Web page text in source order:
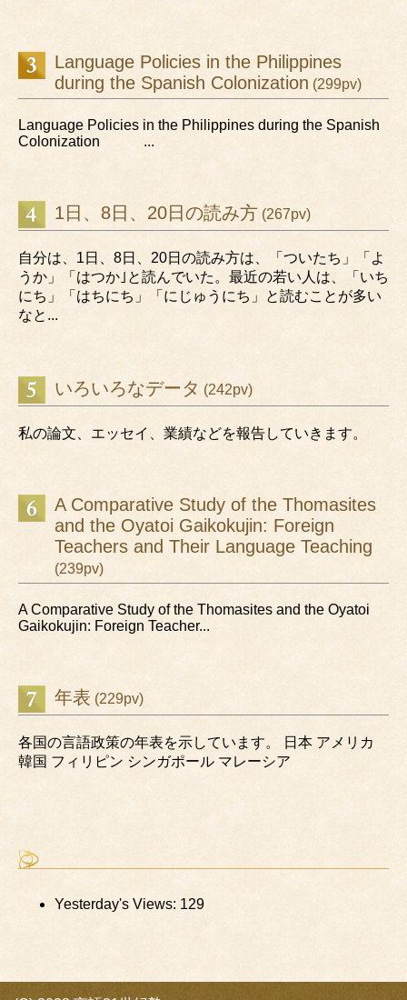
Language Policies in the Philippines
during the Spanish Colonization (299pv)
Language Policies in the Philippines during the Spanish
Colonization ...
1日、8日、20日の読み方 (267pv)
自分は、1日、8日、20日の読み方は、「ついたち」「よ
うか」「はつか｣と読んでいた。最近の若い人は、「いち
にち」「はちにち」「にじゅうにち」と読むことが多い
なと...
いろいろなデータ (242pv)
私の論文、エッセイ、業績などを報告していきます。
A Comparative Study of the Thomasites
and the Oyatoi Gaikokujin: Foreign
Teachers and Their Language Teaching
(239pv)
A Comparative Study of the Thomasites and the Oyatoi
Gaikokujin: Foreign Teacher...
年表 (229pv)
各国の言語政策の年表を示しています。 日本 アメリカ
韓国 フィリピン シンガポール マレーシア
Yesterday's Views: 129